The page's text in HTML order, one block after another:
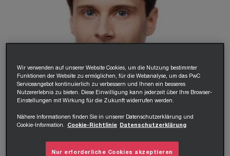
Wir verwenden auf unserer Website Cookies, um die Nutzung bestimmter
Funktionen der Website zu ermöglichen, für die Webanalyse, um das PwC
Serviceangebot kontinuierlich zu verbessern und Ihnen ein besseres
Nutzererlebnis zu bieten. Diese Einwilligung kann jederzeit über Ihre Browser-
Einstellungen mit Wirkung für die Zukunft widerrufen werden.
Nähere Informationen finden Sie in unserer Datenschutzerklärung und
Cookie-Information.
Cookie-Richtlinie Datenschutzerklärung
Nur erforderliche Cookies akzeptieren